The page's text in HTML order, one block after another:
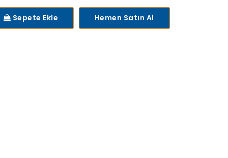
Sepete Ekle Hemen Satın Al